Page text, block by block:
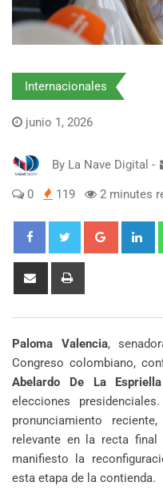
Internacionales
junio 1, 2026
By La Nave Digital -
0 119 2 minutes
Google+
Share
Paloma Valencia,
Congreso colombiano,
Abelardo De La Espriella
elecciones
pronunciamiento
relevante en la recta
manifiesto la
esta etapa de la contienda.